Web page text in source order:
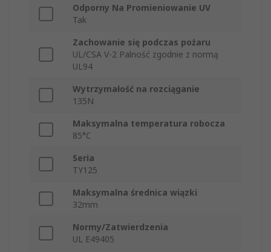
Odporny Na Promieniowanie UV
Tak
Zachowanie się podczas pożaru
UL/CSA V-2 Palność zgodnie z normą
UL94
Wytrzymałość na rozciąganie
135N
Maksymalna temperatura robocza
85°C
Seria
TY125
Maksymalna średnica wiązki
32mm
Normy/Zatwierdzenia
UL E49405